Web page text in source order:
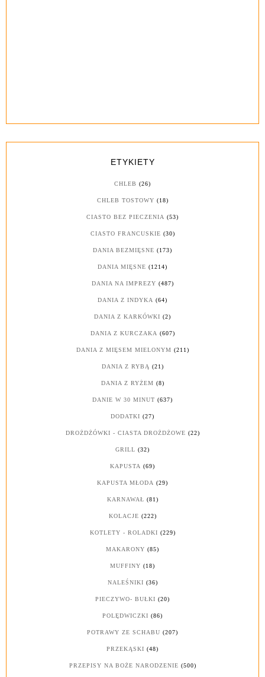
ETYKIETY
CHLEB (26)
CHLEB TOSTOWY (18)
CIASTO BEZ PIECZENIA (53)
CIASTO FRANCUSKIE (30)
DANIA BEZMIĘSNE (173)
DANIA MIĘSNE (1214)
DANIA NA IMPREZY (487)
DANIA Z INDYKA (64)
DANIA Z KARKÓWKI (2)
DANIA Z KURCZAKA (607)
DANIA Z MIĘSEM MIELONYM (211)
DANIA Z RYBĄ (21)
DANIA Z RYŻEM (8)
DANIE W 30 MINUT (637)
DODATKI (27)
DROŻDŻÓWKI - CIASTA DROŻDŻOWE (22)
GRILL (32)
KAPUSTA (69)
KAPUSTA MŁODA (29)
KARNAWAŁ (81)
KOLACJE (222)
KOTLETY - ROLADKI (229)
MAKARONY (85)
MUFFINY (18)
NALEŚNIKI (36)
PIECZYWO- BUŁKI (20)
POLĘDWICZKI (86)
POTRAWY ZE SCHABU (207)
PRZEKĄSKI (48)
PRZEPISY NA BOŻE NARODZENIE (500)